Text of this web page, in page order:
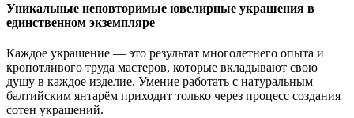
Уникальные неповторимые ювелирные украшения в
единственном экземпляре
Каждое украшение — это результат многолетнего опыта и
кропотливого труда мастеров, которые вкладывают свою
душу в каждое изделие. Умение работать с натуральным
балтийским янтарём приходит только через процесс создания
сотен украшений.